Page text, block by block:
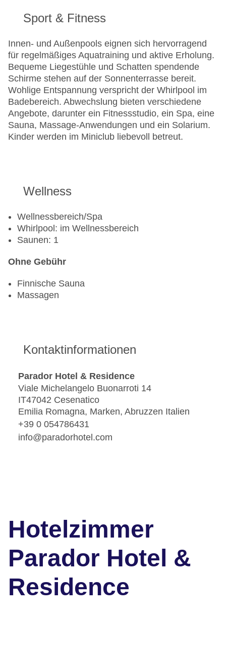
Sport & Fitness
Innen- und Außenpools eignen sich hervorragend
für regelmäßiges Aquatraining und aktive Erholung.
Bequeme Liegestühle und Schatten spendende
Schirme stehen auf der Sonnenterrasse bereit.
Wohlige Entspannung verspricht der Whirlpool im
Badebereich. Abwechslung bieten verschiedene
Angebote, darunter ein Fitnessstudio, ein Spa, eine
Sauna, Massage-Anwendungen und ein Solarium.
Kinder werden im Miniclub liebevoll betreut.
Wellness
Wellnessbereich/Spa
Whirlpool: im Wellnessbereich
Saunen: 1
Ohne Gebühr
Finnische Sauna
Massagen
Kontaktinformationen
Parador Hotel & Residence
Viale Michelangelo Buonarroti 14
IT47042 Cesenatico
Emilia Romagna, Marken, Abruzzen Italien
+39 0 054786431
info@paradorhotel.com
Hotelzimmer
Parador Hotel &
Residence